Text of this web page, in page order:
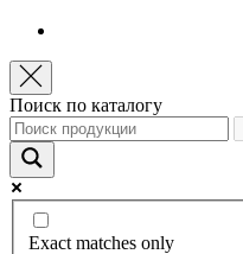
Поиск по каталогу
Exact matches only